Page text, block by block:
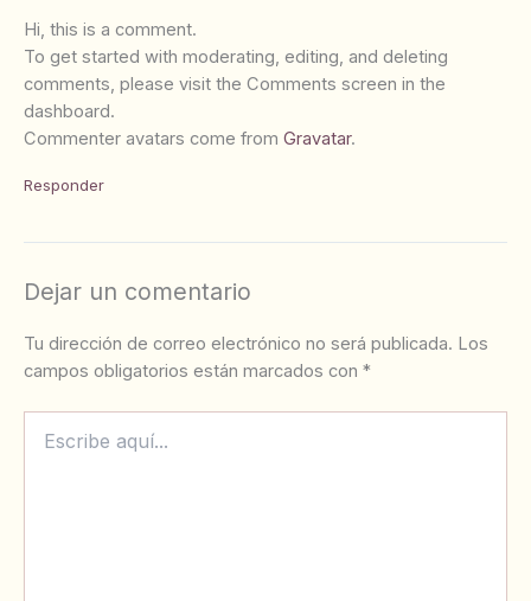
Hi, this is a comment.
To get started with moderating, editing, and deleting
comments, please visit the Comments screen in the
dashboard.
Commenter avatars come from Gravatar.
Responder
Dejar un comentario
Tu dirección de correo electrónico no será publicada. Los
campos obligatorios están marcados con *
aquí...